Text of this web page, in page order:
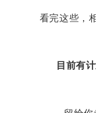
看完这些，
目前有